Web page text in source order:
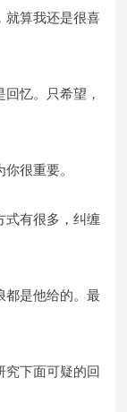
就算我还是很喜
忆。只希望，
很重要。
式有很多，纠缠
都是他给的。最
究下面可疑的回